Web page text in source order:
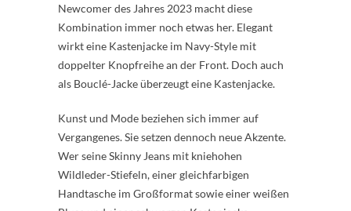
Newcomer des Jahres 2023 macht diese
Kombination immer noch etwas her. Elegant
wirkt eine Kastenjacke im Navy-Style mit
doppelter Knopfreihe an der Front. Doch auch
als Bouclé-Jacke überzeugt eine Kastenjacke.
Kunst und Mode beziehen sich immer auf
Vergangenes. Sie setzen dennoch neue Akzente.
Wer seine Skinny Jeans mit kniehohen
Wildleder-Stiefeln, einer gleichfarbigen
Handtasche im Großformat sowie einer weißen